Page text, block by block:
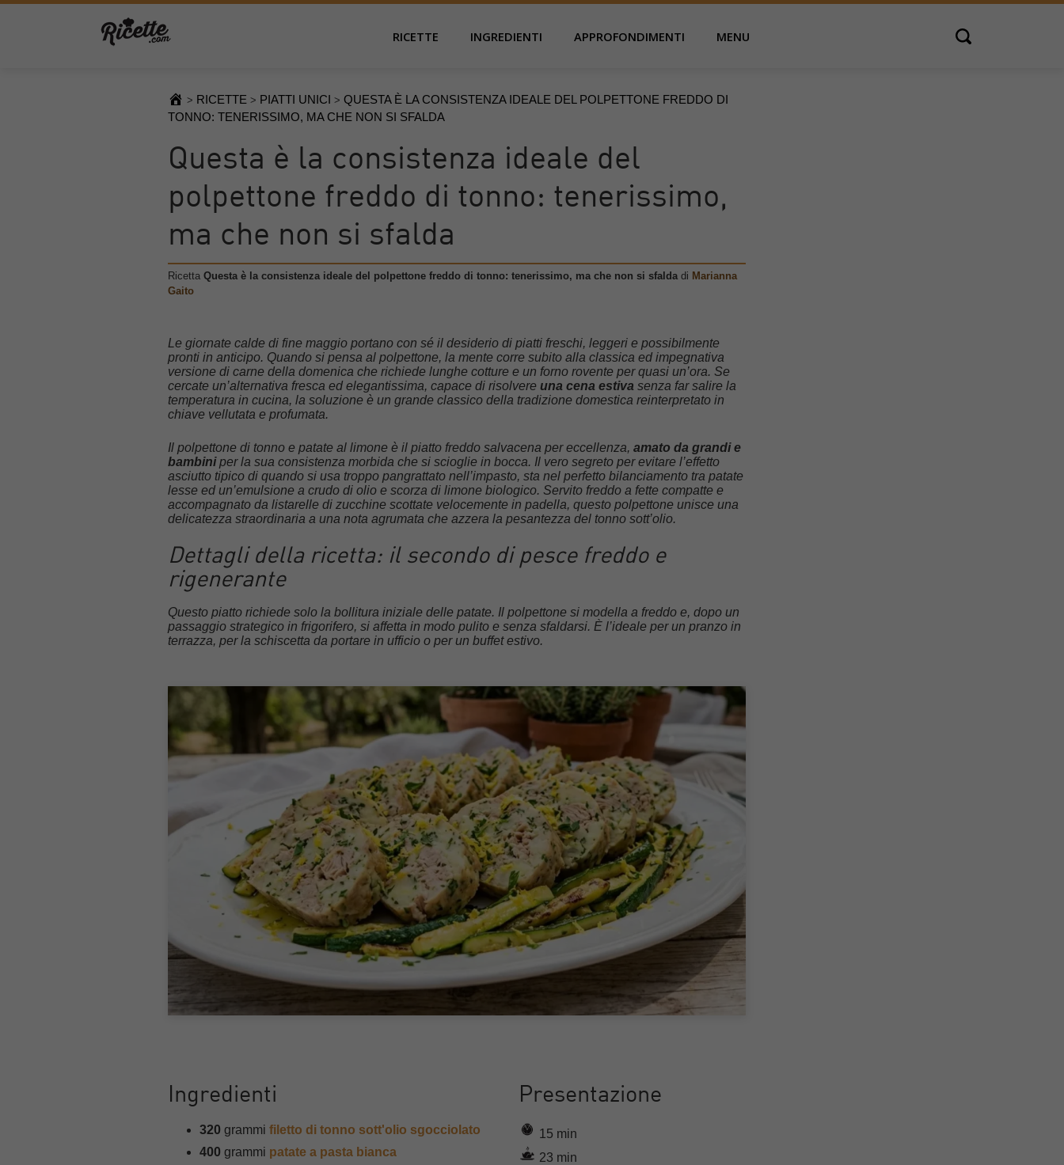
RICETTE INGREDIENTI APPROFONDIMENTI MENU Open search
> RICETTE > PIATTI UNICI > QUESTA È LA CONSISTENZA IDEALE DEL POLPETTONE FREDDO DI
TONNO: TENERISSIMO, MA CHE NON SI SFALDA
Questa è la consistenza ideale del
polpettone freddo di tonno: tenerissimo,
ma che non si sfalda
Ricetta Questa è la consistenza ideale del polpettone freddo di tonno: tenerissimo, ma che non si sfalda di Marianna
Gaito
Le giornate calde di fine maggio portano con sé il desiderio di piatti freschi, leggeri e possibilmente
pronti in anticipo. Quando si pensa al polpettone, la mente corre subito alla classica ed impegnativa
versione di carne della domenica che richiede lunghe cotture e un forno rovente per quasi un’ora. Se
cercate un’alternativa fresca ed elegantissima, capace di risolvere una cena estiva senza far salire la
temperatura in cucina, la soluzione è un grande classico della tradizione domestica reinterpretato in
chiave vellutata e profumata.
Il polpettone di tonno e patate al limone è il piatto freddo salvacena per eccellenza, amato da grandi e
bambiniper la sua consistenza morbida che si scioglie in bocca. Il vero segreto per evitare l’effetto
asciutto tipico di quando si usa troppo pangrattato nell’impasto, sta nel perfetto bilanciamento tra patate
lesse ed un’emulsione a crudo di olio e scorza di limone biologico. Servito freddo a fette compatte e
accompagnato da listarelle di zucchine scottate velocemente in padella, questo polpettone unisce una
delicatezza straordinaria a una nota agrumata che azzera la pesantezza del tonno sott’olio.
Dettagli della ricetta: il secondo di pesce freddo e
rigenerante
Questo piatto richiede solo la bollitura iniziale delle patate. Il polpettone si modella a freddo e, dopo un
passaggio strategico in frigorifero, si affetta in modo pulito e senza sfaldarsi. È l’ideale per un pranzo in
terrazza, per la schiscetta da portare in ufficio o per un buffet estivo.
Ingredienti
320 grammi filetto di tonno sott'olio sgocciolato
400 grammi patate a pasta bianca
Presentazione
15 min
23 min